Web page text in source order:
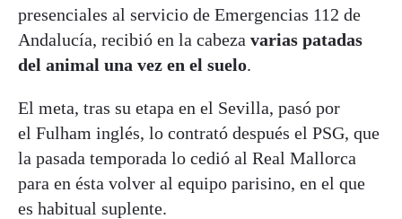
presenciales al servicio de Emergencias 112 de
Andalucía, recibió en la cabeza varias patadas
del animal una vez en el suelo.
El meta, tras su etapa en el Sevilla, pasó por
el Fulham inglés, lo contrató después el PSG, que
la pasada temporada lo cedió al Real Mallorca
para en ésta volver al equipo parisino, en el que
es habitual suplente.